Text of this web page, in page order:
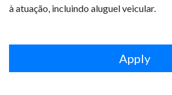
à atuação, incluindo aluguel veicular.
Apply